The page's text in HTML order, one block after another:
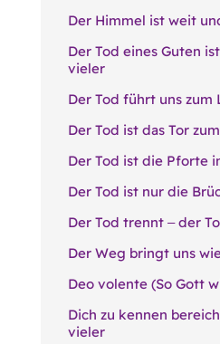
Der Himmel ist weit
Der Tod eines Guten
vieler
Der Tod führt uns zum
Der Tod ist das Tor
Der Tod ist die Pforte
Der Tod ist nur die
Der Tod trennt ‒ der
Der Weg bringt uns
Deo volente (So Gott
Dich zu kennen
vieler